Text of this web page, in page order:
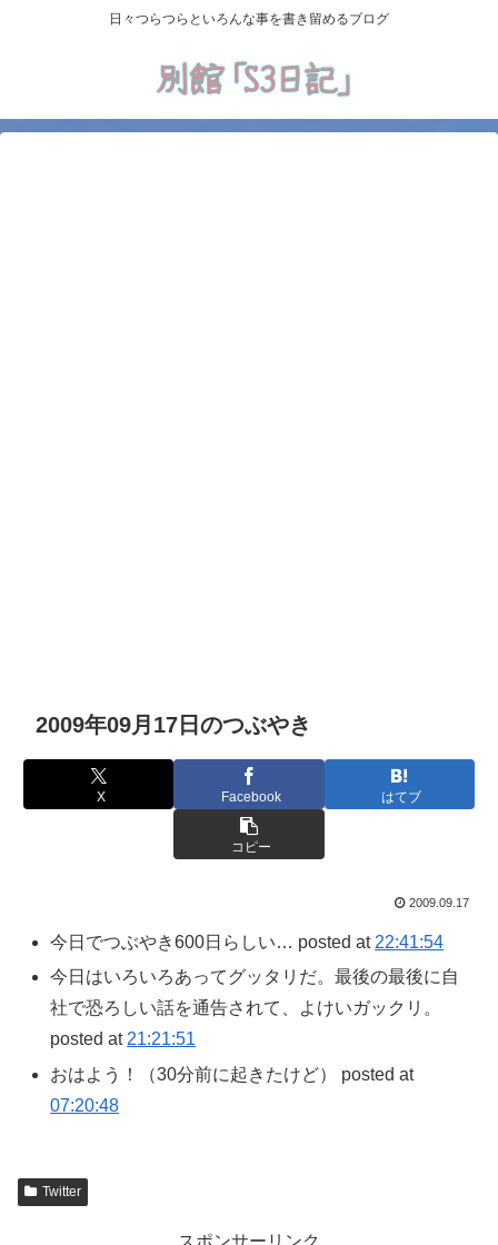
日々つらつらといろんな事を書き留めるブログ
2009年09月17日のつぶやき
X Facebook はてブ
コピー
2009.09.17
今日でつぶやき600日らしい… posted at 22:41:54
今日はいろいろあってグッタリだ。最後の最後に自
社で恐ろしい話を通告されて、よけいガックリ。
posted at 21:21:51
おはよう！（30分前に起きたけど） posted at
07:20:48
Twitter
スポンサーリンク